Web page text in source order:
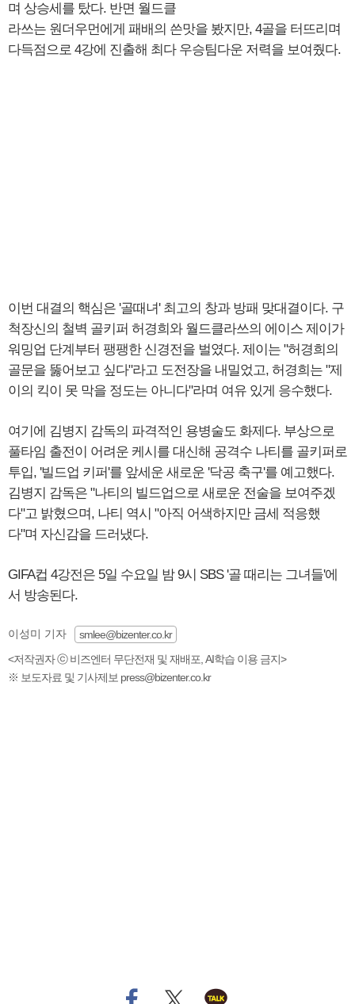
며 상승세를 탔다. 반면 월드클
라쓰는 원더우먼에게 패배의 쓴맛을 봤지만, 4골을 터뜨리며
다득점으로 4강에 진출해 최다 우승팀다운 저력을 보여줬다.
이번 대결의 핵심은 '골때녀' 최고의 창과 방패 맞대결이다. 구
척장신의 철벽 골키퍼 허경희와 월드클라쓰의 에이스 제이가
워밍업 단계부터 팽팽한 신경전을 벌였다. 제이는 "허경희의
골문을 뚫어보고 싶다"라고 도전장을 내밀었고, 허경희는 "제
이의 킥이 못 막을 정도는 아니다"라며 여유 있게 응수했다.
여기에 김병지 감독의 파격적인 용병술도 화제다. 부상으로
풀타임 출전이 어려운 케시를 대신해 공격수 나티를 골키퍼로
투입, '빌드업 키퍼'를 앞세운 새로운 '닥공 축구'를 예고했다.
김병지 감독은 "나티의 빌드업으로 새로운 전술을 보여주겠
다"고 밝혔으며, 나티 역시 "아직 어색하지만 금세 적응했
다"며 자신감을 드러냈다.
GIFA컵 4강전은 5일 수요일 밤 9시 SBS '골 때리는 그녀들'에
서 방송된다.
이성미 기자
smlee@bizenter.co.kr
<저작권자 ⓒ 비즈엔터 무단전재 및 재배포, AI학습 이용 금지>
※ 보도자료 및 기사제보 press@bizenter.co.kr